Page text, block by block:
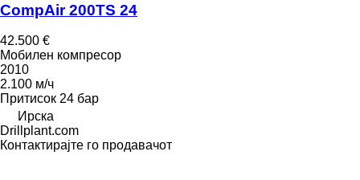
CompAir 200TS 24
42.500 €
Мобилен компресор
2010
2.100 м/ч
Притисок 24 бар
Ирска
Drillplant.com
Контактирајте го продавачот